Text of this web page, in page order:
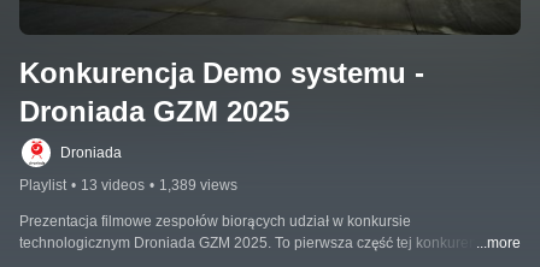
Konkurencja Demo systemu -
Droniada GZM 2025
Droniada
Playlist • 13 videos • 1,389 views
Prezentacja filmowe zespołów biorących udział w konkursie
technologicznym Droniada GZM 2025. To pierwsza część tej konkurencji, ...more